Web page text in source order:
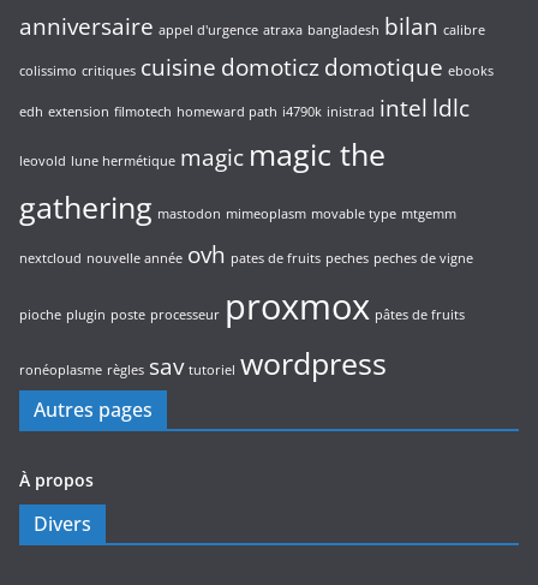
anniversaire appel d'urgence atraxa bangladesh bilan calibre
colissimo critiques cuisine domoticzdomotique ebooks
edh extension filmotech homeward path i4790k inistrad intel ldlc
leovold lune hermétique magic magic the
gathering mastodon mimeoplasm movable type mtgemm
nextcloud nouvelle année ovh pates de fruits peches peches de vigne
pioche plugin poste processeur proxmox pâtes de fruits
ronéoplasme règles sav tutoriel wordpress
Autres pages
À propos
Divers